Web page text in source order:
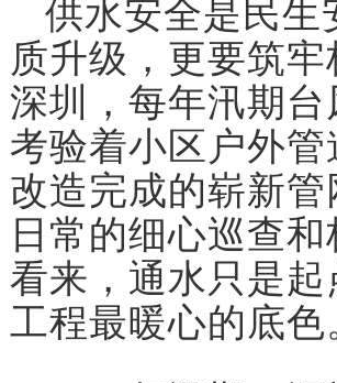
供水安全是民生
质升级，更要筑
深圳，每年汛期
考验着小区户外
改造完成的崭新
日常的细心巡查
看来，通水只是
工程最暖心的底色